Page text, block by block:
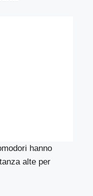
hanno
alte per